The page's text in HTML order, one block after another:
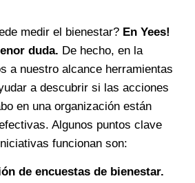
medir el bienestar? En Yees!
duda. De hecho, en la
a nuestro alcance herramientas
a descubrir si las acciones
en una organización están
Algunos puntos clave
funcionan son:
de encuestas de bienestar.